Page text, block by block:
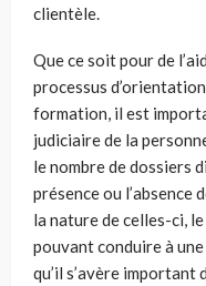
clientèle.
Que ce soit pour de
processus
formation, il est
judiciaire de la
le nombre de dossiers
présence ou l’absence
la nature de celles-ci,
pouvant conduire à
qu’il s’avère important